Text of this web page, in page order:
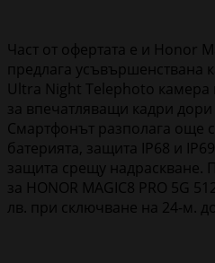
Част от офертата е и Honor
предлага усъвършенствана
Ultra Night Telephoto камера
за впечатляващи кадри
Смартфонът разполага още
батерията, защита IP68 и
защита срещу надраскване.
за HONOR MAGIC8 PRO 5G
лв. при сключване на 24-м.